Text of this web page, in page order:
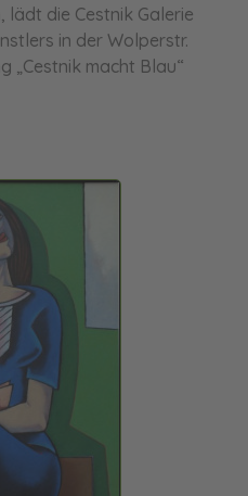
lädt die Cestnik Galerie
in der Wolperstr.
„Cestnik macht Blau“